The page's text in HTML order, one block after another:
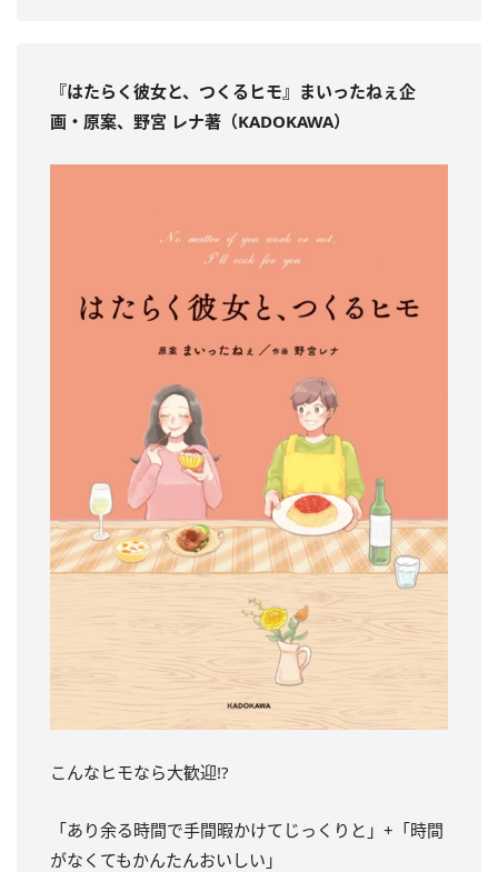
『はたらく彼女と、つくるヒモ』まいったねぇ企
画・原案、野宮 レナ著（KADOKAWA）
こんなヒモなら大歓迎!?
「あり余る時間で手間暇かけてじっくりと」+「時間
がなくてもかんたんおいしい」